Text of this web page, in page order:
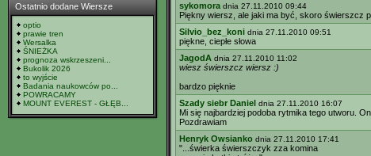
Ostatnio dodane Wiersze
optio
prawie tren
Wersalka
ŚNIEŻKA
prognoza wskrzeszeni...
Bukolik 2026
to wyjście
Badania naukowców po...
POWRACAMY
MOUNT EVEREST - GŁĘB...
sykomora dnia 27.11.2010 09:44
Piękny wiersz, ale jaki ma być, skoro świerszcz
Silvio_bez_koni dnia 27.11.2010 09:51
piękne, ciepłe słowa
JagodA dnia 27.11.2010 11:02
wiesz świerszcz wiersz :)
bardzo pięknie
Szady siebr Daniel dnia 27.11.2010 16:07
Mi się najbardziej podoba rytmika tego utworu.
Pozdrawiam
Henryk Owsianko dnia 27.11.2010 17:41
"...świerka świerszczyk zza komina